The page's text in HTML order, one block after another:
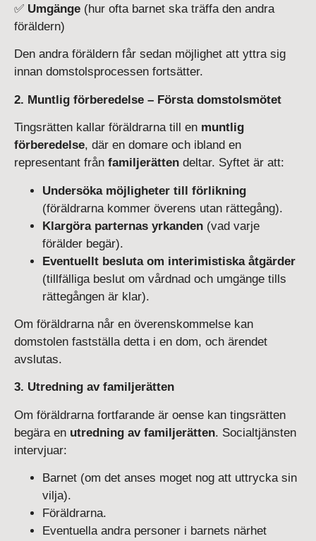
✅ Umgänge (hur ofta barnet ska träffa den andra
föräldern)
Den andra föräldern får sedan möjlighet att yttra sig
innan domstolsprocessen fortsätter.
2. Muntlig förberedelse – Första domstolsmötet
Tingsrätten kallar föräldrarna till en muntlig
förberedelse, där en domare och ibland en
representant från familjerätten deltar. Syftet är att:
Undersöka möjligheter till förlikning
(föräldrarna kommer överens utan rättegång).
Klargöra parternas yrkanden (vad varje
förälder begär).
Eventuellt besluta om interimistiska åtgärder
(tillfälliga beslut om vårdnad och umgänge tills
rättegången är klar).
Om föräldrarna når en överenskommelse kan
domstolen fastställa detta i en dom, och ärendet
avslutas.
3. Utredning av familjerätten
Om föräldrarna fortfarande är oense kan tingsrätten
begära en utredning av familjerätten. Socialtjänsten
intervjuar:
Barnet (om det anses moget nog att uttrycka sin
vilja).
Föräldrarna.
Eventuella andra personer i barnets närhet